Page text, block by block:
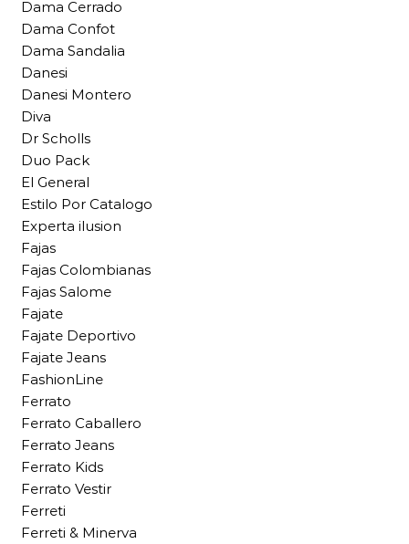
Dama Cerrado
Dama Confot
Dama Sandalia
Danesi
Danesi Montero
Diva
Dr Scholls
Duo Pack
El General
Estilo Por Catalogo
Experta ilusion
Fajas
Fajas Colombianas
Fajas Salome
Fajate
Fajate Deportivo
Fajate Jeans
FashionLine
Ferrato
Ferrato Caballero
Ferrato Jeans
Ferrato Kids
Ferrato Vestir
Ferreti
Ferreti & Minerva